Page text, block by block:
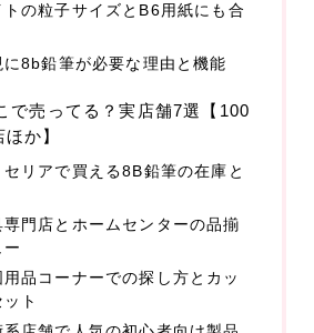
トの粒子サイズとB6用紙にも合
に8b鉛筆が必要な理由と機能
で売ってる？実店舗7選【100
か】
セリアで買える8B鉛筆の在庫と
専門店とホームセンターの品揃
ー
品コーナーでの探し方とカッ
ト